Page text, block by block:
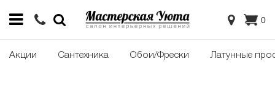
0
Акции Сантехника Обои/Фрески Латунные